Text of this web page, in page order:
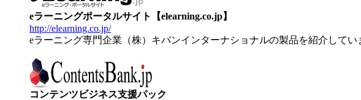
eラーニングポータルサイト【elearning.co.jp】
http://elearning.co.jp/
eラーニング専門企業（株）キバンインターナショナルの製品を紹介してい
コンテンツビジネス支援パック